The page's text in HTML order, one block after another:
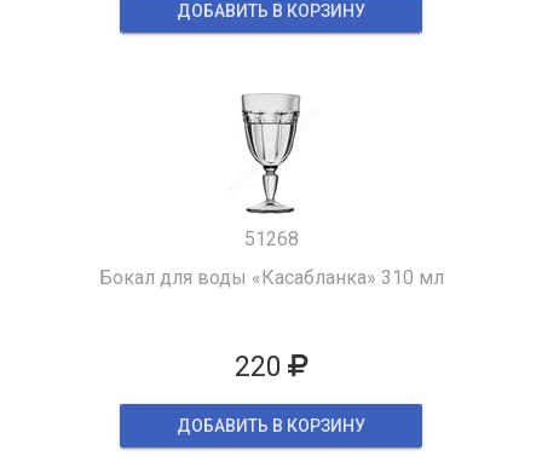
ДОБАВИТЬ В КОРЗИНУ
51268
Бокал для воды «Касабланка» 310 мл
220
ДОБАВИТЬ В КОРЗИНУ